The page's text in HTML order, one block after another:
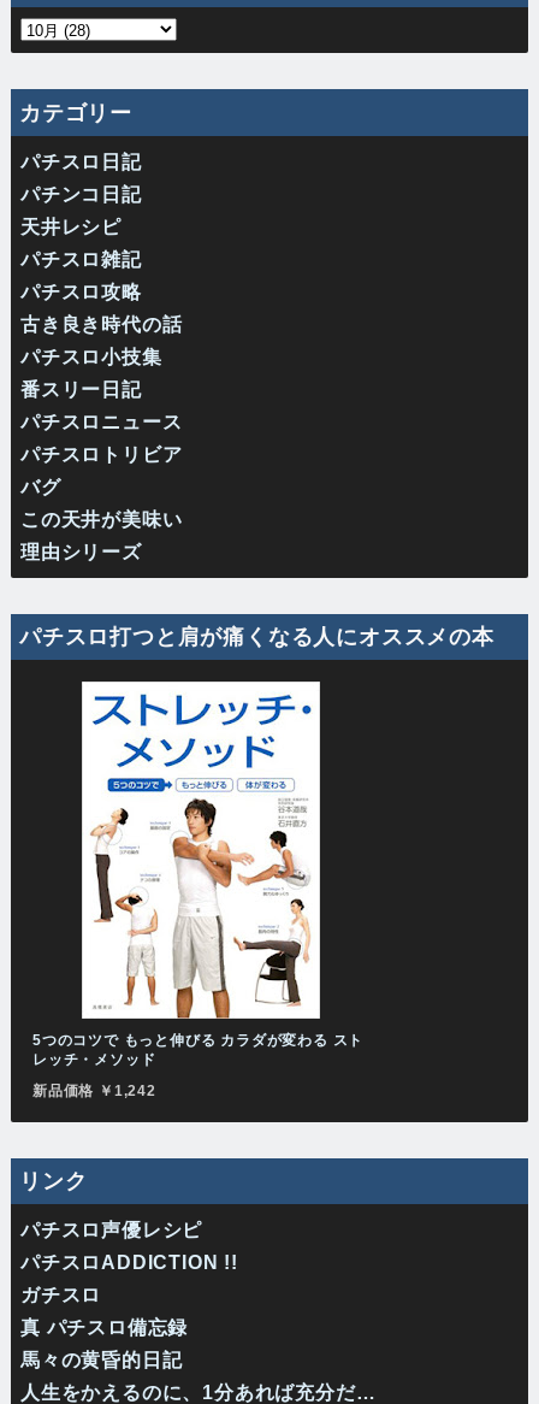
カテゴリー
パチスロ日記
パチンコ日記
天井レシピ
パチスロ雑記
パチスロ攻略
古き良き時代の話
パチスロ小技集
番スリー日記
パチスロニュース
パチスロトリビア
バグ
この天井が美味い
理由シリーズ
パチスロ打つと肩が痛くなる人にオススメの本
5つのコツで もっと伸びる カラダが変わる スト
レッチ・メソッド
新品価格 ￥1,242
リンク
パチスロ声優レシピ
パチスロADDICTION !!
ガチスロ
真 パチスロ備忘録
馬々の黄昏的日記
人生をかえるのに、1分あれば充分だ…